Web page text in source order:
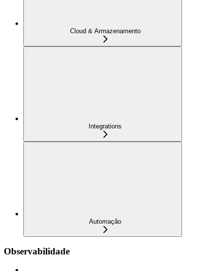
Cloud & Armazenamento
Integrations
Automação
Observabilidade